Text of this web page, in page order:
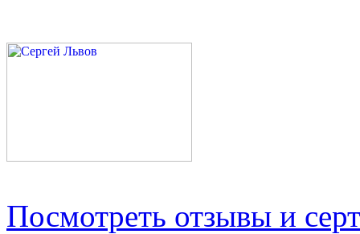
Посмотреть отзывы и